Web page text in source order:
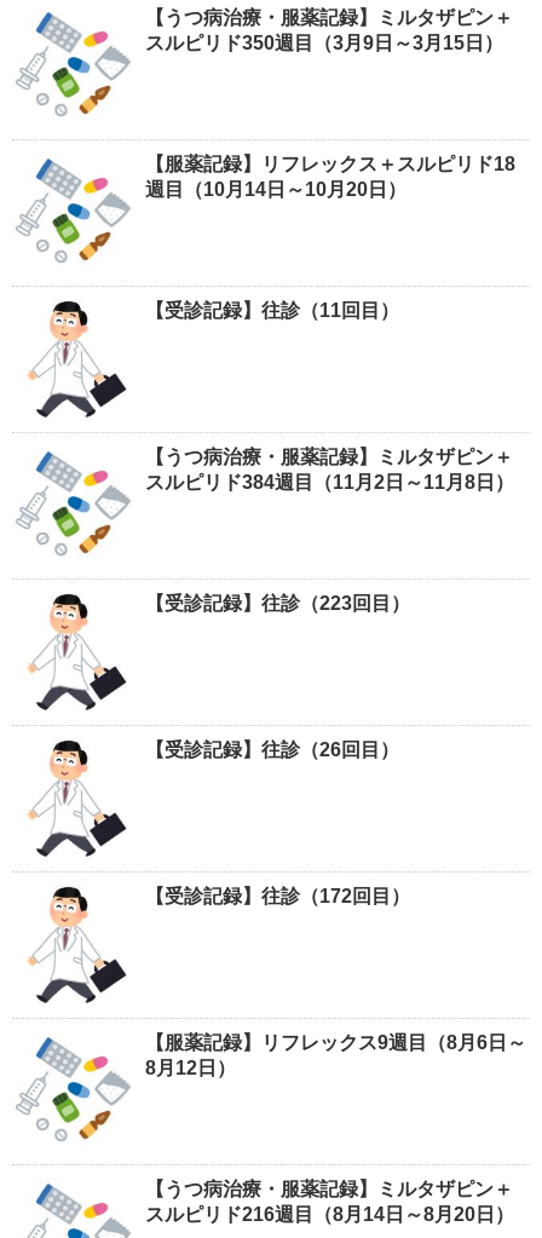
【うつ病治療・服薬記録】ミルタザピン＋
スルピリド350週目（3月9日～3月15日）
【服薬記録】リフレックス＋スルピリド18
週目（10月14日～10月20日）
【受診記録】往診（11回目）
【うつ病治療・服薬記録】ミルタザピン＋
スルピリド384週目（11月2日～11月8日）
【受診記録】往診（223回目）
【受診記録】往診（26回目）
【受診記録】往診（172回目）
【服薬記録】リフレックス9週目（8月6日～
8月12日）
【うつ病治療・服薬記録】ミルタザピン＋
スルピリド216週目（8月14日～8月20日）